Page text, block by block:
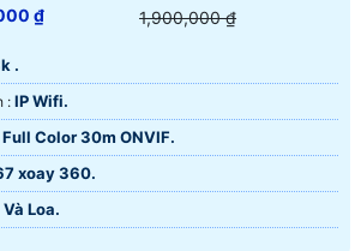
₫ 1,900,000 ₫
.
🕉️ Công Nghệ Hình Ảnh : IP Wifi.
Full Color 30m ONVIF.
xoay 360.
Loa.